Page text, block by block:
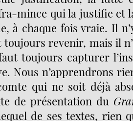
mince qui la justifie et
à chaque fois vraie. Il
revenir, mais il
toujours capturer
Nous n’apprendrons
qui ne soit déjà
de présentation du
de ses textes, rien